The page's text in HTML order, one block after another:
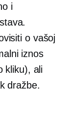
i
o vašoj
iznos
kliku), ali
dražbe.